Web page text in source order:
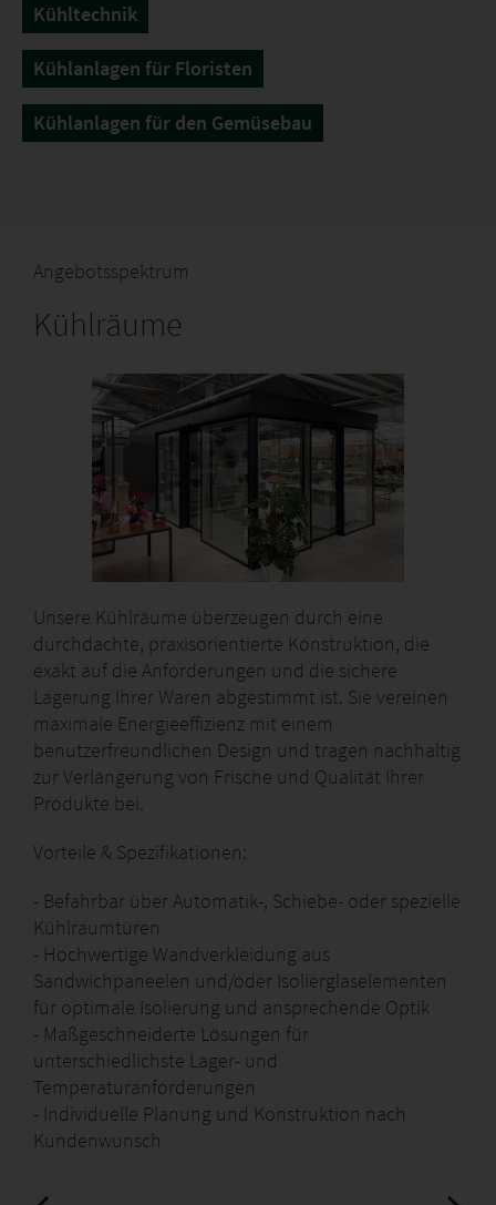
Kühltechnik
Kühlanlagen für Floristen
Kühlanlagen für den Gemüsebau
Angebotsspektrum
Kühlräume
Unsere Kühlräume überzeugen durch eine
durchdachte, praxisorientierte Konstruktion, die
exakt auf die Anforderungen und die sichere
Lagerung Ihrer Waren abgestimmt ist. Sie vereinen
maximale Energieeffizienz mit einem
benutzerfreundlichen Design und tragen nachhaltig
zur Verlängerung von Frische und Qualität Ihrer
Produkte bei.
Vorteile & Spezifikationen:
- Befahrbar über Automatik-, Schiebe- oder spezielle
Kühlraumtüren
- Hochwertige Wandverkleidung aus
Sandwichpaneelen und/oder Isolierglaselementen
für optimale Isolierung und ansprechende Optik
- Maßgeschneiderte Lösungen für
unterschiedlichste Lager- und
Temperaturanforderungen
- Individuelle Planung und Konstruktion nach
Kundenwunsch